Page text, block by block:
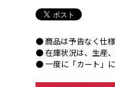
● 商品は予告なく仕
● 在庫状況は、生産
● 一度に「カート」